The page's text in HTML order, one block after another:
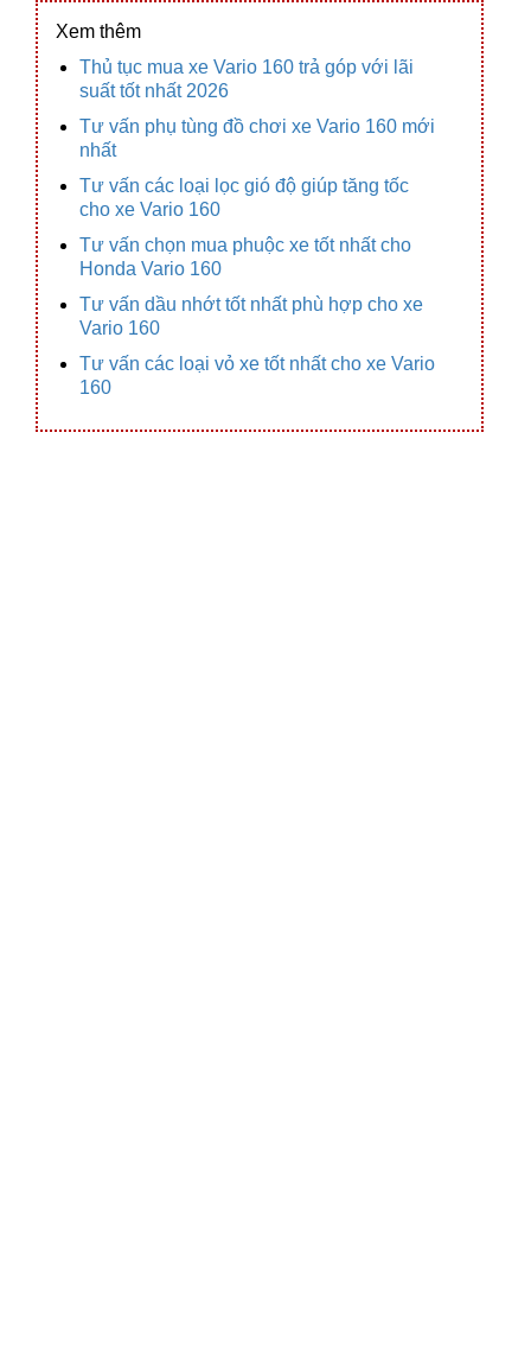
Xem thêm
Thủ tục mua xe Vario 160 trả góp với lãi
suất tốt nhất 2026
Tư vấn phụ tùng đồ chơi xe Vario 160 mới
nhất
Tư vấn các loại lọc gió độ giúp tăng tốc
cho xe Vario 160
Tư vấn chọn mua phuộc xe tốt nhất cho
Honda Vario 160
Tư vấn dầu nhớt tốt nhất phù hợp cho xe
Vario 160
Tư vấn các loại vỏ xe tốt nhất cho xe Vario
160